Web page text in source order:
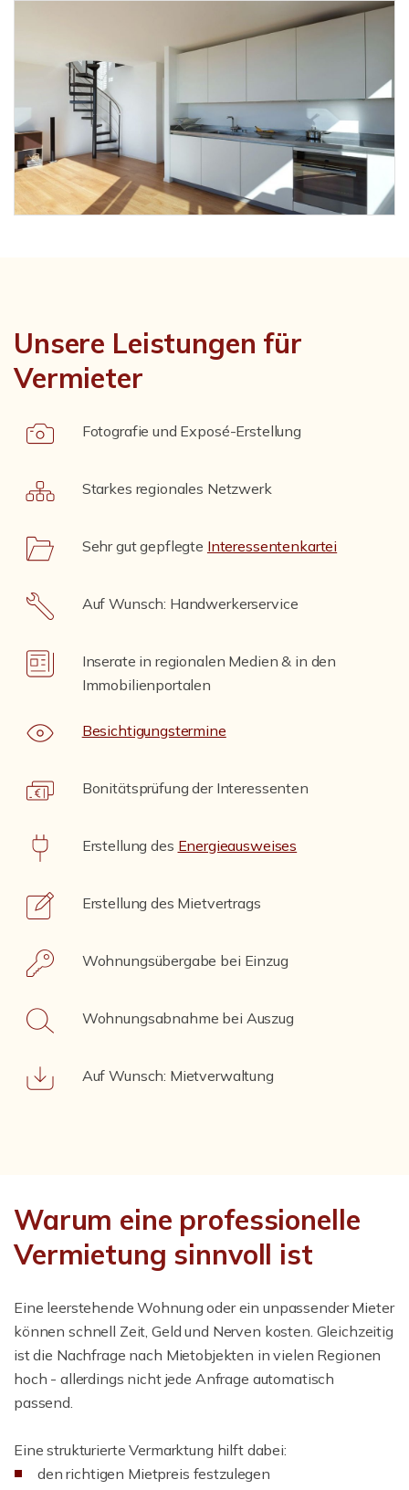
Unsere Leistungen für
Vermieter
Fotografie und Exposé-Erstellung
Starkes regionales Netzwerk
Sehr gut gepflegte Interessentenkartei
Auf Wunsch: Handwerkerservice
Inserate in regionalen Medien & in den
Immobilienportalen
Besichtigungstermine
Bonitätsprüfung der Interessenten
Erstellung des Energieausweises
Erstellung des Mietvertrags
Wohnungsübergabe bei Einzug
Wohnungsabnahme bei Auszug
Auf Wunsch: Mietverwaltung
Warum eine professionelle
Vermietung sinnvoll ist
Eine leerstehende Wohnung oder ein unpassender Mieter
können schnell Zeit, Geld und Nerven kosten. Gleichzeitig
ist die Nachfrage nach Mietobjekten in vielen Regionen
hoch - allerdings nicht jede Anfrage automatisch
passend.
Eine strukturierte Vermarktung hilft dabei:
den richtigen Mietpreis festzulegen